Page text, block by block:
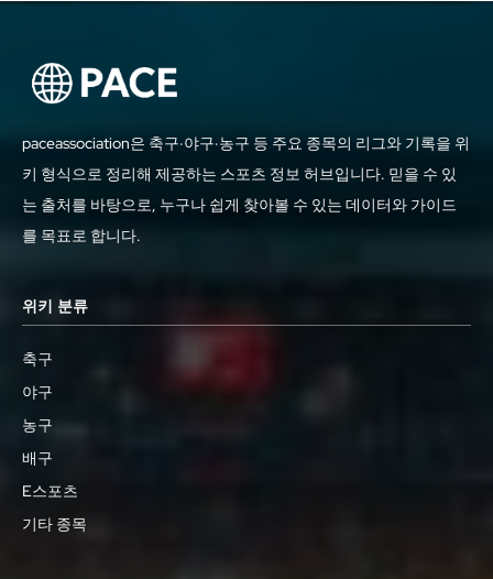
paceassociation은 축구·야구·농구 등 주요 종목의 리그와 기록을 위
키 형식으로 정리해 제공하는 스포츠 정보 허브입니다. 믿을 수 있
는 출처를 바탕으로, 누구나 쉽게 찾아볼 수 있는 데이터와 가이드
를 목표로 합니다.
위키 분류
축구
야구
농구
배구
E스포츠
기타 종목